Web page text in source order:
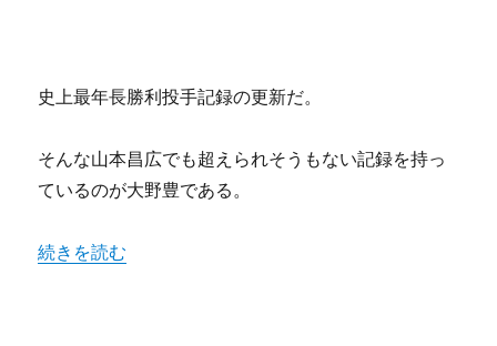
史上最年長勝利投手記録の更新だ。
そんな山本昌広でも超えられそうもない記録を持っ
ているのが大野豊である。
“最年長記録を塗り替える山本昌広が達成が困難な大野
続きを読む